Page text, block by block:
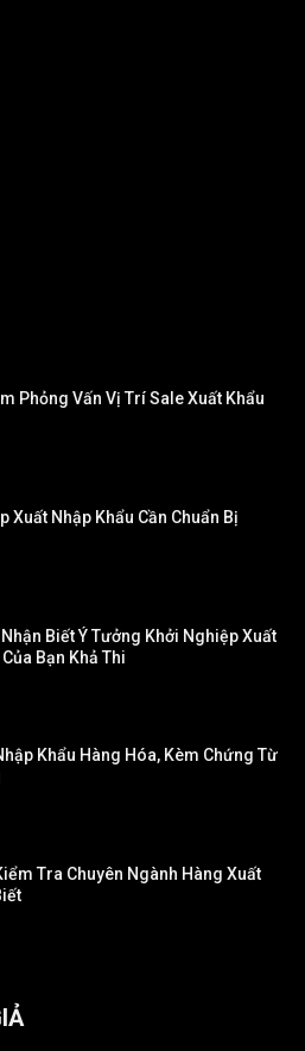
Phỏng Vấn Vị Trí Sale Xuất Khẩu
Xuất Nhập Khẩu Cần Chuẩn Bị
Biết Ý Tưởng Khởi Nghiệp Xuất
Bạn Khả Thi
Khẩu Hàng Hóa, Kèm Chứng Từ
Tra Chuyên Ngành Hàng Xuất